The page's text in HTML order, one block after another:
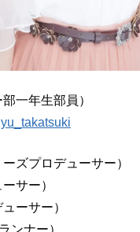
一年生部員）
ズプロデューサー）
サー）
ーサー）
ンナー）